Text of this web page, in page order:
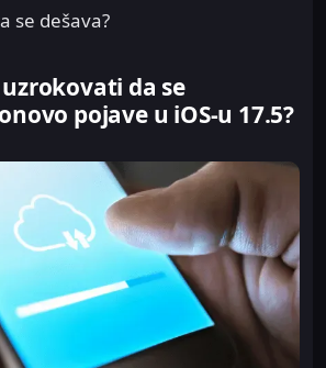
se dešava?
da se
pojave u iOS-u 17.5?